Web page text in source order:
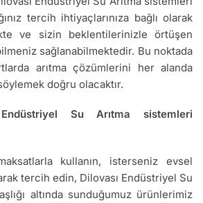
tercih ihtiyaçlarınıza bağlı olarak
ve sizin beklentilerinizle örtüşen
sağlanabilmektedir. Bu noktada
arıtma çözümlerini her alanda
doğru olacaktır.
Su Arıtma sistemleri
kullanın, isterseniz evsel
tercih edin, Dilovası Endüstriyel Su
altında sunduğumuz ürünlerimiz